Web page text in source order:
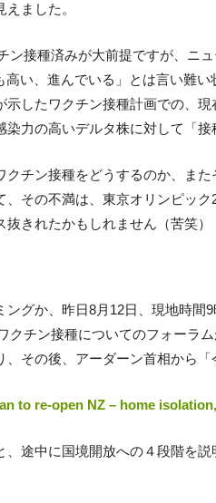
ました。
ン接種済みが大前提ですが、ニ
い、進んでいる」とは言い難い
示したワクチン接種計画での、
力の高いデルタ株に対して「接
クチン接種をどうするのか、ま
、その不満は、東京オリンピッ
きれたかもしれません（苦笑）
ングか、昨日8月12日、現地時
クチン接種についてのフォーラ
その後、アーダーン首相から「
to re-open NZ – home
途中に国境開放への４段階を